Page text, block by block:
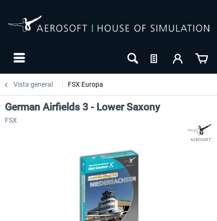
Vista general FSX Europa
German Airfields 3 - Lower Saxony
FSX